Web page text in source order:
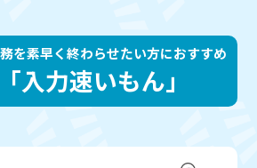
を素早く終わらせたい方におすすめ
「入力速いもん」